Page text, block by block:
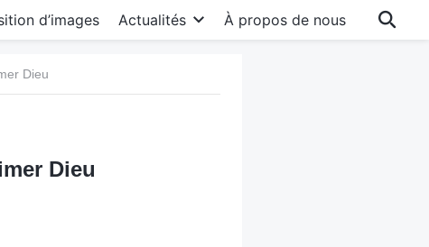
d’images Actualités À propos de nous
Dieu
Dieu